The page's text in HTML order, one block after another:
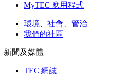
MyTEC 應用程式
環境、社會、管治
我們的社區
新聞及媒體
TEC 網誌